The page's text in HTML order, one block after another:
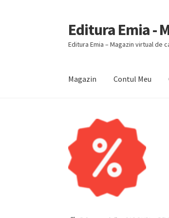
Sari
la
navigare
Sari
la
conținut
Editura Emia -
Editura Emia – Magazin virtual de
Magazin Contul Meu